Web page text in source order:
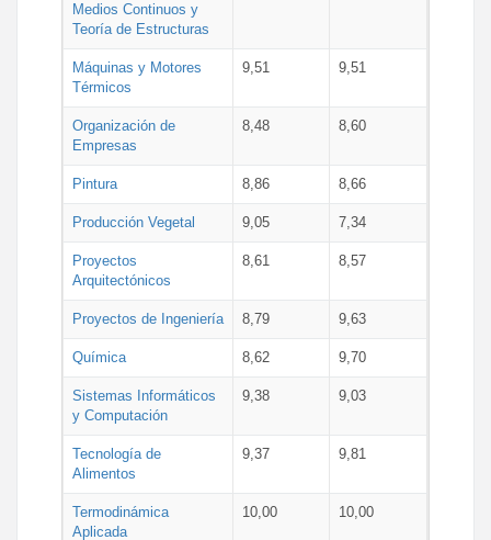
Medios Continuos y
Teoría de Estructuras
Máquinas y Motores
Térmicos
9,51 9,51
Organización de
Empresas
8,48 8,60
Pintura 8,86 8,66
Producción Vegetal 9,05 7,34
Proyectos
Arquitectónicos
8,61 8,57
Proyectos de Ingeniería 8,79 9,63
Química 8,62 9,70
Sistemas Informáticos
y Computación
9,38 9,03
Tecnología de
Alimentos
9,37 9,81
Termodinámica
Aplicada
10,00 10,00